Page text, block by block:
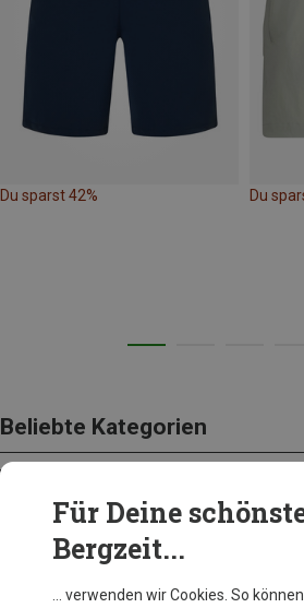
Du sparst 42% Du
Beliebte Kategorien
BEKLEIDUNG
Für Deine
Bergzeit...
… verwenden wir Cookies. So